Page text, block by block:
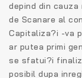
depind din
de Scanare al
Capitaliza?i -va
ar putea primi
se sfatui?i
posibil dupa